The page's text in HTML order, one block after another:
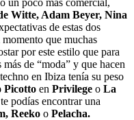
Witte, Adam Beyer, Nina
de estas dos
que muchas
por este estilo que para
de “moda” y que hacen
en Ibiza tenía su peso
Picotto en Privilege o La
podías encontrar una
Reeko o Pelacha.